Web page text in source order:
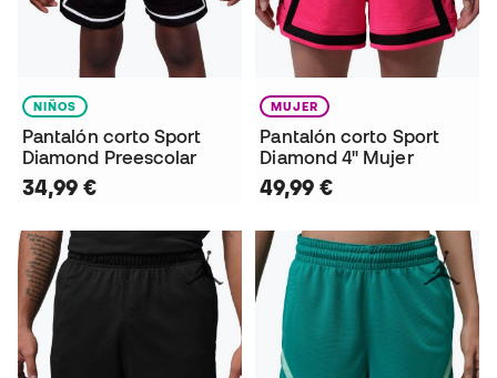
NIÑOS
Pantalón corto Sport
Diamond Preescolar
34,99 €
MUJER
Pantalón corto Sport
Diamond 4" Mujer
49,99 €